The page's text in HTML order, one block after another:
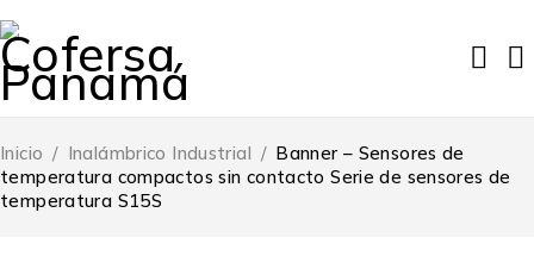
Inicio / Inalámbrico Industrial / Banner – Sensores de
temperatura compactos sin contacto Serie de sensores de
temperatura S15S